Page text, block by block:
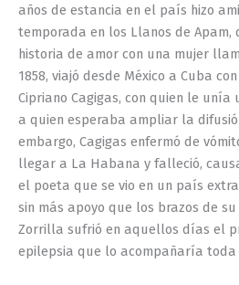
años de estancia en el país hizo
temporada en los Llanos de Apam,
historia de amor con una mujer
1858, viajó desde México a Cuba
Cipriano Cagigas, con quien le
a quien esperaba ampliar la
embargo, Cagigas enfermó de
llegar a La Habana y falleció,
el poeta que se vio en un país
sin más apoyo que los brazos de
Zorrilla sufrió en aquellos días el
epilepsia que lo acompañaría toda